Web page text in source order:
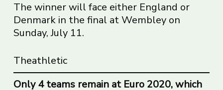
The winner will face either England or
Denmark in the final at Wembley on
Sunday, July 11.
Theathletic
Only 4 teams remain at Euro 2020, which